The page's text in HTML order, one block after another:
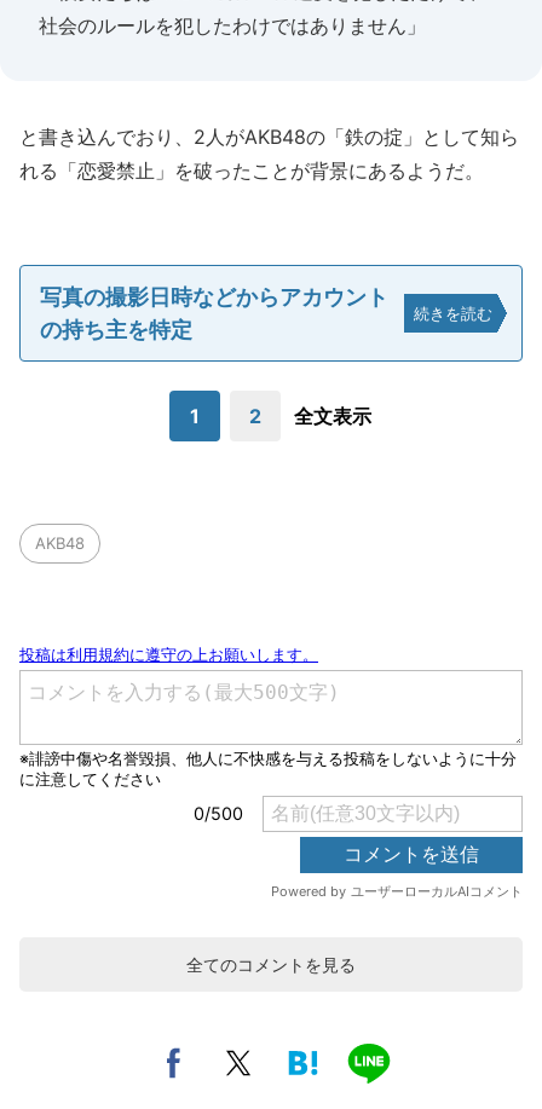
社会のルールを犯したわけではありません」
と書き込んでおり、2人がAKB48の「鉄の掟」として知ら
れる「恋愛禁止」を破ったことが背景にあるようだ。
写真の撮影日時などからアカウント
の持ち主を特定
続きを読む
1 2 全文表示
AKB48
全てのコメントを見る